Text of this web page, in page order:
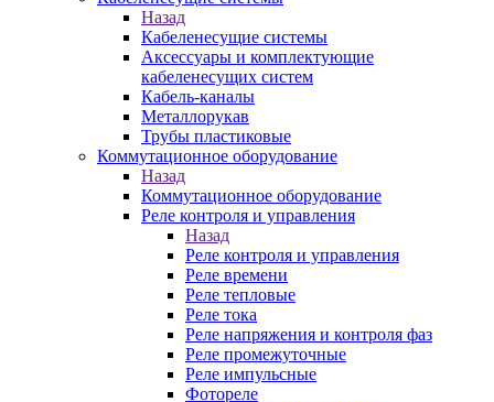
Назад
Кабеленесущие системы
Аксессуары и комплектующие
кабеленесущих систем
Кабель-каналы
Металлорукав
Трубы пластиковые
Коммутационное оборудование
Назад
Коммутационное оборудование
Реле контроля и управления
Назад
Реле контроля и управления
Реле времени
Реле тепловые
Реле тока
Реле напряжения и контроля фаз
Реле промежуточные
Реле импульсные
Фотореле